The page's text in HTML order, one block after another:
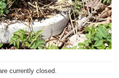
currently closed.